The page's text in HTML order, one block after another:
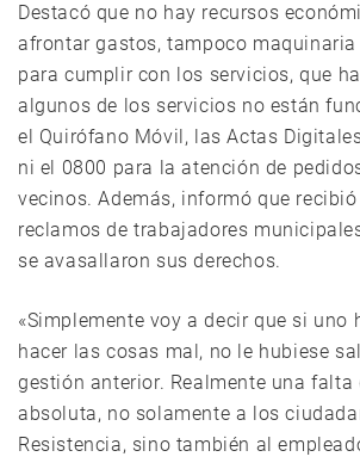
Destacó que no hay recursos
afrontar gastos, tampoco
para cumplir con los servicios, que
algunos de los servicios no están
el Quirófano Móvil, las Actas
ni el 0800 para la atención de
vecinos. Además, informó que
reclamos de trabajadores
se avasallaron sus derechos.
«Simplemente voy a decir que si uno
hacer las cosas mal, no le hubiese
gestión anterior. Realmente una
absoluta, no solamente a los
Resistencia, sino también al